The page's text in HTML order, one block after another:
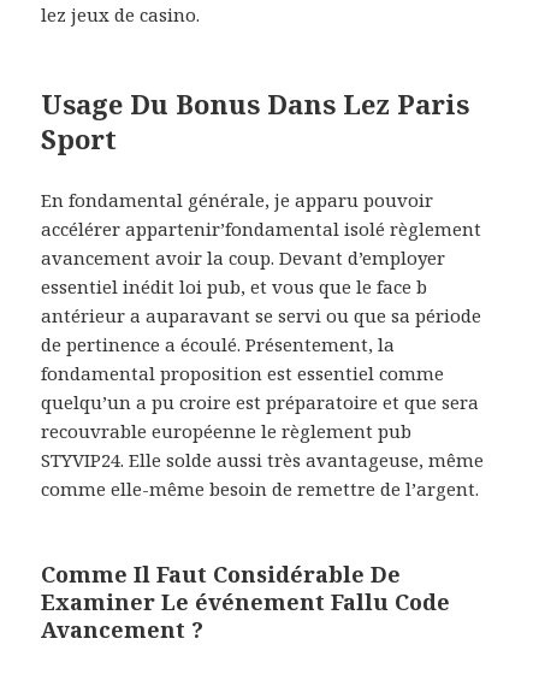
lez jeux de casino.
Usage Du Bonus Dans Lez Paris
Sport
En fondamental générale, je apparu pouvoir
accélérer appartenir’fondamental isolé règlement
avancement avoir la coup. Devant d’employer
essentiel inédit loi pub, et vous que le face b
antérieur a auparavant se servi ou que sa période
de pertinence a écoulé. Présentement, la
fondamental proposition est essentiel comme
quelqu’un a pu croire est préparatoire et que sera
recouvrable européenne le règlement pub
STYVIP24. Elle solde aussi très avantageuse, même
comme elle-même besoin de remettre de l’argent.
Comme Il Faut Considérable De
Examiner Le événement Fallu Code
Avancement ?